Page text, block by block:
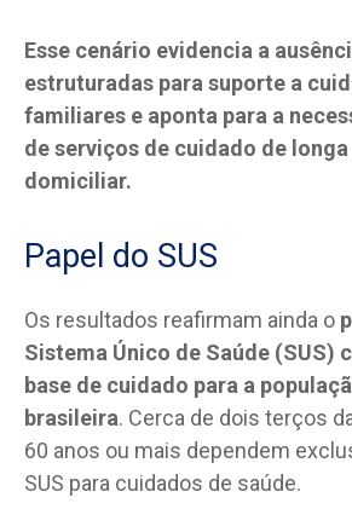
Esse cenário evidencia a
estruturadas para suporte a
familiares e aponta para a
de serviços de cuidado de
domiciliar.
Papel do SUS
Os resultados reafirmam ainda o
Sistema Único de Saúde (SUS)
base de cuidado para a
brasileira. Cerca de dois terços
60 anos ou mais dependem
SUS para cuidados de saúde.